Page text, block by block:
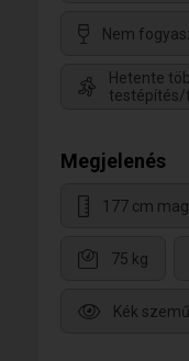
Nem
Hetente
testépítés/
Megjelenés
177 cm
75 kg
Kék szemű